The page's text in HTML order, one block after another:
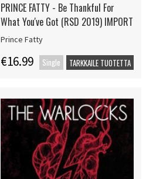
PRINCE FATTY - Be Thankful For
What You've Got (RSD 2019) IMPORT
Prince Fatty
€16.99 Single TARKKAILE TUOTETTA